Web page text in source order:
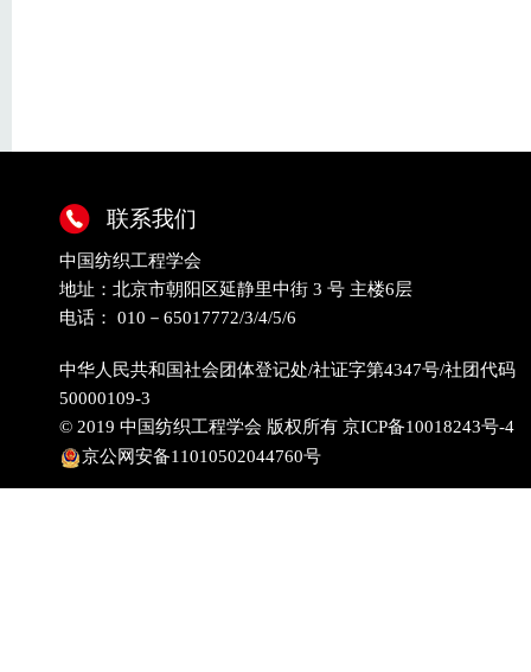
联系我们
中国纺织工程学会
地址：北京市朝阳区延静里中街 3 号 主楼6层
电话： 010－65017772/3/4/5/6
中华人民共和国社会团体登记处/社证字第4347号/社团代码
50000109-3
© 2019 中国纺织工程学会 版权所有 京ICP备10018243号-4
京公网安备11010502044760号